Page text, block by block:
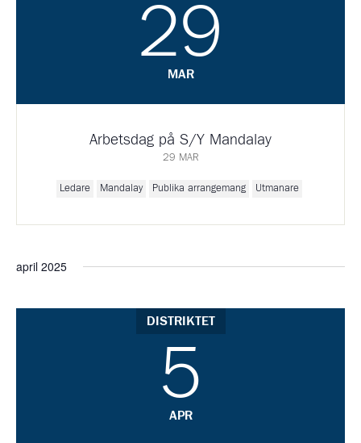
29
MAR
Arbetsdag på S/Y Mandalay
29 MAR
Ledare Mandalay Publika arrangemang Utmanare
april 2025
DISTRIKTET
5
APR